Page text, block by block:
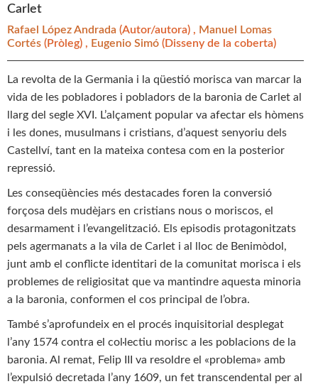
Carlet
Rafael López Andrada (Autor/autora) , Manuel Lomas
Cortés (Pròleg) , Eugenio Simó (Disseny de la coberta)
La revolta de la Germania i la qüestió morisca van marcar la
vida de les pobladores i pobladors de la baronia de Carlet al
llarg del segle XVI. L’alçament popular va afectar els hòmens
i les dones, musulmans i cristians, d’aquest senyoriu dels
Castellví, tant en la mateixa contesa com en la posterior
repressió.
Les conseqüències més destacades foren la conversió
forçosa dels mudèjars en cristians nous o moriscos, el
desarmament i l’evangelització. Els episodis protagonitzats
pels agermanats a la vila de Carlet i al lloc de Benimòdol,
junt amb el con­flicte identitari de la comunitat morisca i els
problemes de religiositat que va mantindre aquesta minoria
a la baronia, conformen el cos principal de l’obra.
També s’aprofundeix en el procés inquisitorial desplegat
l’any 1574 contra el col·lectiu morisc a les poblacions de la
baronia. Al remat, Felip III va resoldre el «problema» amb
l’expulsió decretada l’any 1609, un fet transcendental per al